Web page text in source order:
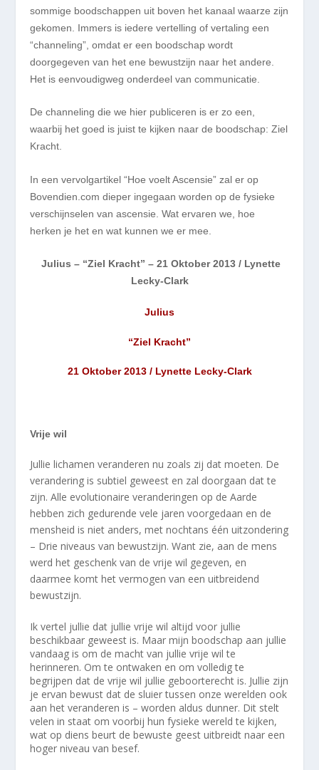
sommige boodschappen uit boven het kanaal waarze zijn
gekomen. Immers is iedere vertelling of vertaling een
“channeling”, omdat er een boodschap wordt
doorgegeven van het ene bewustzijn naar het andere.
Het is eenvoudigweg onderdeel van communicatie.
De channeling die we hier publiceren is er zo een,
waarbij het goed is juist te kijken naar de boodschap: Ziel
Kracht.
In een vervolgartikel “Hoe voelt Ascensie” zal er op
Bovendien.com dieper ingegaan worden op de fysieke
verschijnselen van ascensie. Wat ervaren we, hoe
herken je het en wat kunnen we er mee.
Julius – “Ziel Kracht” – 21 Oktober 2013 / Lynette
Lecky-Clark
Julius
“Ziel Kracht”
21 Oktober 2013 / Lynette Lecky-Clark
Vrije wil
Jullie lichamen veranderen nu zoals zij dat moeten. De
verandering is subtiel geweest en zal doorgaan dat te
zijn. Alle evolutionaire veranderingen op de Aarde
hebben zich gedurende vele jaren voorgedaan en de
mensheid is niet anders, met nochtans één uitzondering
– Drie niveaus van bewustzijn. Want zie, aan de mens
werd het geschenk van de vrije wil gegeven, en
daarmee komt het vermogen van een uitbreidend
bewustzijn.
Ik vertel jullie dat jullie vrije wil altijd voor jullie
beschikbaar geweest is. Maar mijn boodschap aan jullie
vandaag is om de macht van jullie vrije wil te
herinneren. Om te ontwaken en om volledig te
begrijpen dat de vrije wil jullie geboorterecht is. Jullie zijn
je ervan bewust dat de sluier tussen onze werelden ook
aan het veranderen is – worden aldus dunner. Dit stelt
velen in staat om voorbij hun fysieke wereld te kijken,
wat op diens beurt de bewuste geest uitbreidt naar een
hoger niveau van besef.